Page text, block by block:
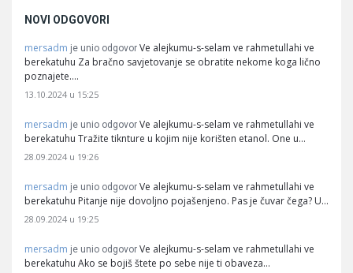
NOVI ODGOVORI
mersadm je unio odgovor Ve alejkumu-s-selam ve rahmetullahi ve
berekatuhu Za bračno savjetovanje se obratite nekome koga lično
poznajete.…
13.10.2024 u 15:25
mersadm je unio odgovor Ve alejkumu-s-selam ve rahmetullahi ve
berekatuhu Tražite tiknture u kojim nije korišten etanol. One u…
28.09.2024 u 19:26
mersadm je unio odgovor Ve alejkumu-s-selam ve rahmetullahi ve
berekatuhu Pitanje nije dovoljno pojašenjeno. Pas je čuvar čega? U…
28.09.2024 u 19:25
mersadm je unio odgovor Ve alejkumu-s-selam ve rahmetullahi ve
berekatuhu Ako se bojiš štete po sebe nije ti obaveza…